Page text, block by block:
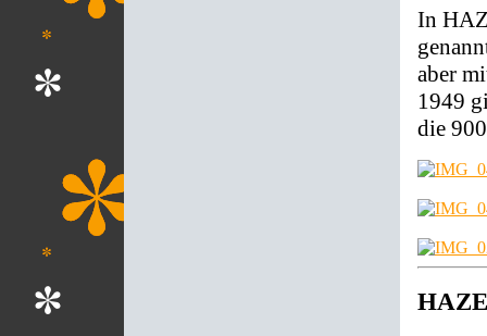
In
aber
1949
die